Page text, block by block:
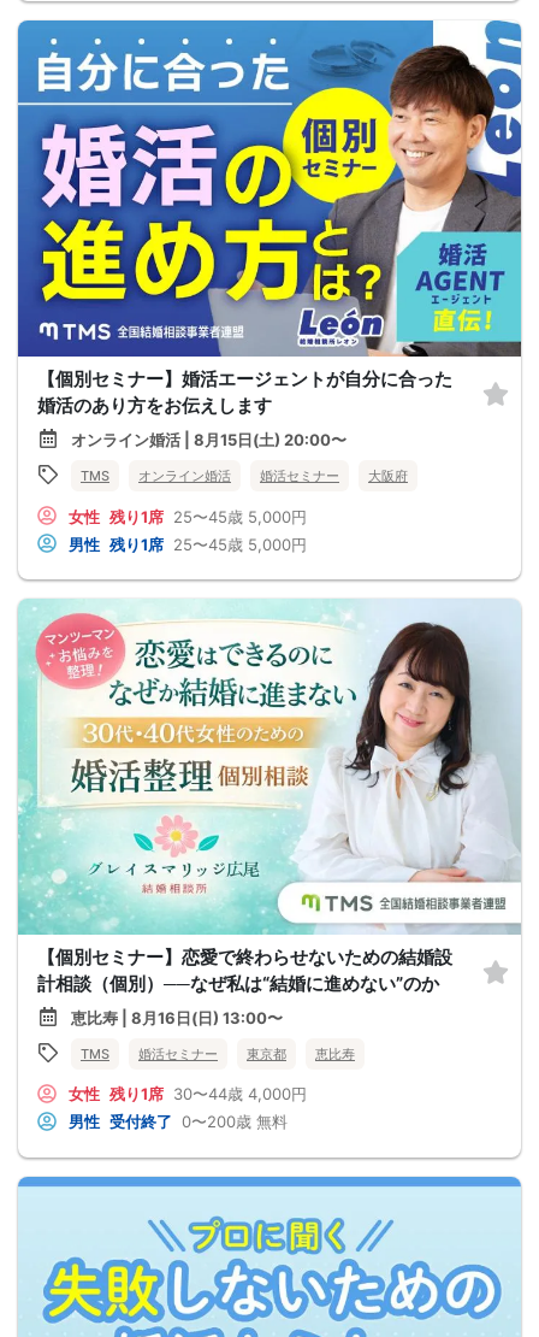
【個別セミナー】婚活エージェントが自分に合った
婚活のあり方をお伝えします
オンライン婚活 | 8月15日(土) 20:00〜
TMS オンライン婚活 婚活セミナー 大阪府
女性 残り1席 25〜45歳 5,000円
男性 残り1席 25〜45歳 5,000円
【個別セミナー】恋愛で終わらせないための結婚設
計相談（個別）──なぜ私は“結婚に進めない”のか
恵比寿 | 8月16日(日) 13:00〜
TMS 婚活セミナー 東京都 恵比寿
女性 残り1席 30〜44歳 4,000円
男性 受付終了 0〜200歳 無料